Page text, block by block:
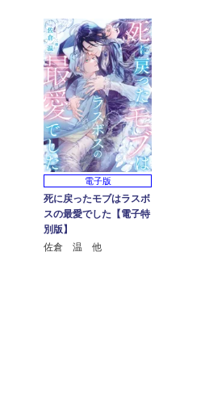
電子版
死に戻ったモブはラスボ
スの最愛でした【電子特
別版】
佐倉 温 他